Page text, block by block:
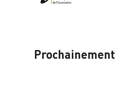
Prochainement